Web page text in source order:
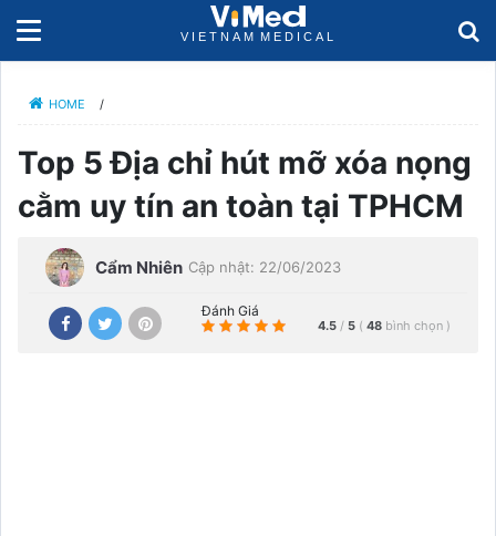
HOME /
Top 5 Địa chỉ hút mỡ xóa nọng
cằm uy tín an toàn tại TPHCM
Cẩm Nhiên Cập nhật: 22/06/2023
Đánh Giá
4.5 / 5 ( 48 bình chọn )